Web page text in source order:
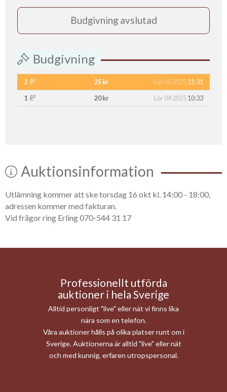
Budgivning avslutad
Budgivning
2 25 kr Sön 05 202511:31
1
20 kr Lör 04 202510:33
Auktionsinformation
Utlämning kommer att ske torsdag 16 okt kl. 14:00 - 18:00,
adressen kommer med fakturan.
Vid frågor ring Erling 070-544 31 17
Professionellt utförda
auktioner i hela Sverige
Alltid personligt "live" eller nät vi finns lika
nära som en telefon.
Våra auktioner hålls på olika platser runt om i
Sverige. Auktionerna är alltid "live" eller nät
och med kunnig, erfaren utropspersonal.